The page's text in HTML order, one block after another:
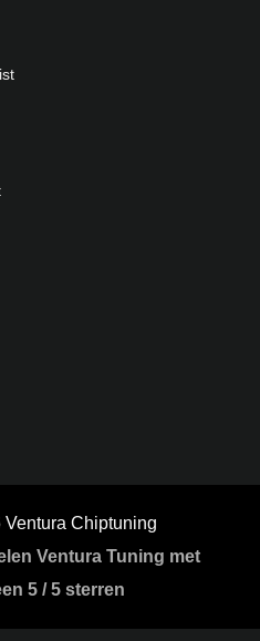
Chiptuning
Ventura Tuning met
5 /5 sterren